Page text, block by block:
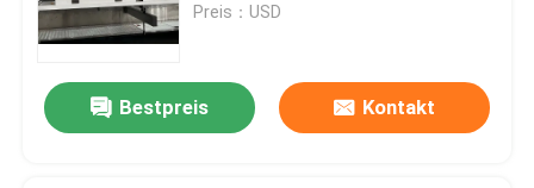
Preis：USD
Bestpreis Kontakt